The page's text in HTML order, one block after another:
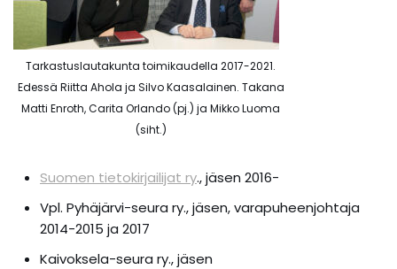
Tarkastuslautakunta toimikaudella 2017-2021.
Edessä Riitta Ahola ja Silvo Kaasalainen. Takana
Matti Enroth, Carita Orlando (pj.) ja Mikko Luoma
(siht.)
Suomen tietokirjailijat ry., jäsen 2016-
Vpl. Pyhäjärvi-seura ry., jäsen, varapuheenjohtaja
2014-2015 ja 2017
Kaivoksela-seura ry., jäsen